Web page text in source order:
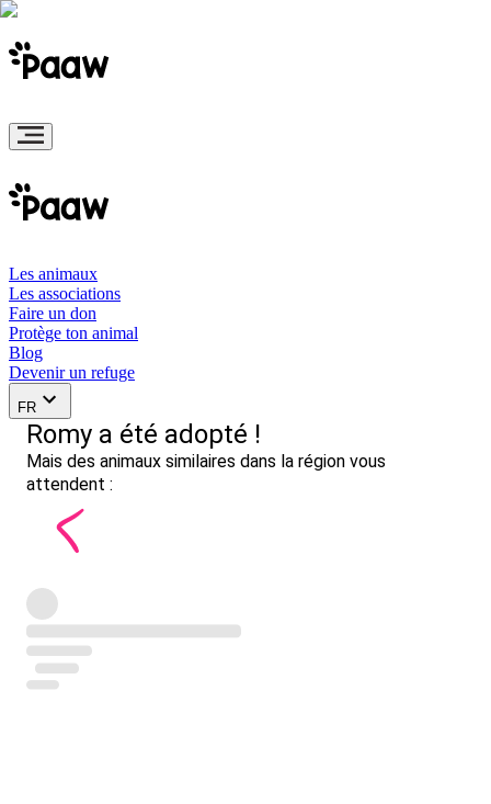
Les animaux
Les associations
Faire un don
Protège ton animal
Blog
Devenir un refuge
FR
Romy a été adopté !
Mais des animaux similaires dans la région vous
attendent :